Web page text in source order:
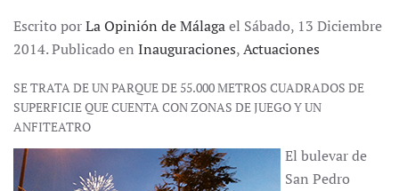
Escrito porLa Opinión de Málagael Sábado, 13 Diciembre
2014. Publicado en Inauguraciones,Actuaciones
SE TRATA DE UN PARQUE DE 55.000 METROS CUADRADOS DE
SUPERFICIE QUE CUENTA CON ZONAS DE JUEGO Y UN
ANFITEATRO
El bulevar de
San Pedro